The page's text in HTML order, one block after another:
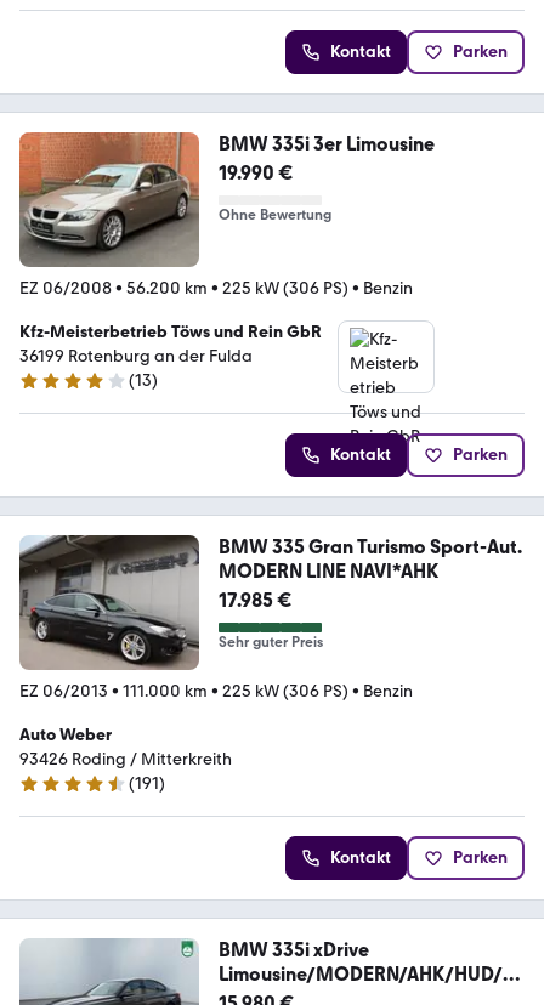
Kontakt Parken
BMW 335i 3er Limousine
19.990 €
Ohne Bewertung
EZ 06/2008• 56.200 km • 225 kW (306 PS) • Benzin
Kfz-Meisterbetrieb Töws und Rein GbR
36199 Rotenburg an der Fulda
4 Sterne
(13)
Kontakt Parken
BMW 335 Gran Turismo Sport-Aut.
MODERN LINE NAVI*AHK
17.985 €
Sehr guter Preis
EZ 06/2013 • 111.000 km • 225 kW (306 PS) • Benzin
Auto Weber
93426 Roding / Mitterkreith
4.5 Sterne
(191)
Kontakt Parken
BMW 335i xDrive
Limousine/MODERN/AHK/HUD/S
HZ HINTEN/